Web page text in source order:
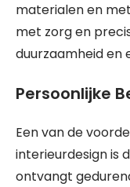
materialen en
met zorg en
duurzaamheid en
Persoonlijke
Een van de
interieurdesign is
ontvangt